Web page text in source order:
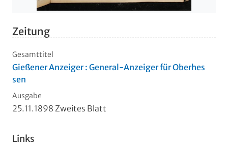
Zeitung
Gesamttitel
Gießener Anzeiger : General-Anzeiger für Oberhes
sen
Ausgabe
25.11.1898 Zweites Blatt
Links